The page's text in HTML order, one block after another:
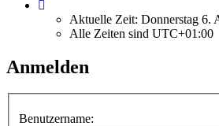
Aktuelle Zeit: Donnerstag 6.
Alle Zeiten sind UTC+01:00
Anmelden
Benutzername: